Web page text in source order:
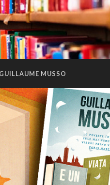
MUSSO